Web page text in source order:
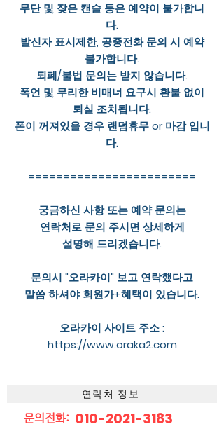
무단 및 잦은 캔슬 등은 예약이 불가합니
다.
발신자 표시제한, 공중전화 문의 시 예약
불가합니다.
퇴폐/불법 문의는 받지 않습니다.
폭언 및 무리한 비매너 요구시 환불 없이
퇴실 조치됩니다.
폰이 꺼져있을 경우 랜덤휴무 or 마감 입니
다.
========================
궁금하신 사항 또는 예약 문의는
연락처로 문의 주시면 상세하게
설명해 드리겠습니다.
문의시 "오라카이" 보고 연락했다고
말씀 하셔야 회원가+혜택이 있습니다.
오라카이 사이트 주소 :
https://www.oraka2.com
연락처 정보
문의전화: 010-2021-3183